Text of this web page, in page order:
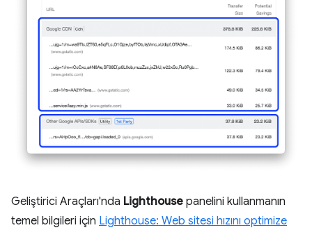
Geliştirici Araçları'nda Lighthouse panelini kullanmanın
temel bilgileri için Lighthouse: Web sitesi hızını optimize